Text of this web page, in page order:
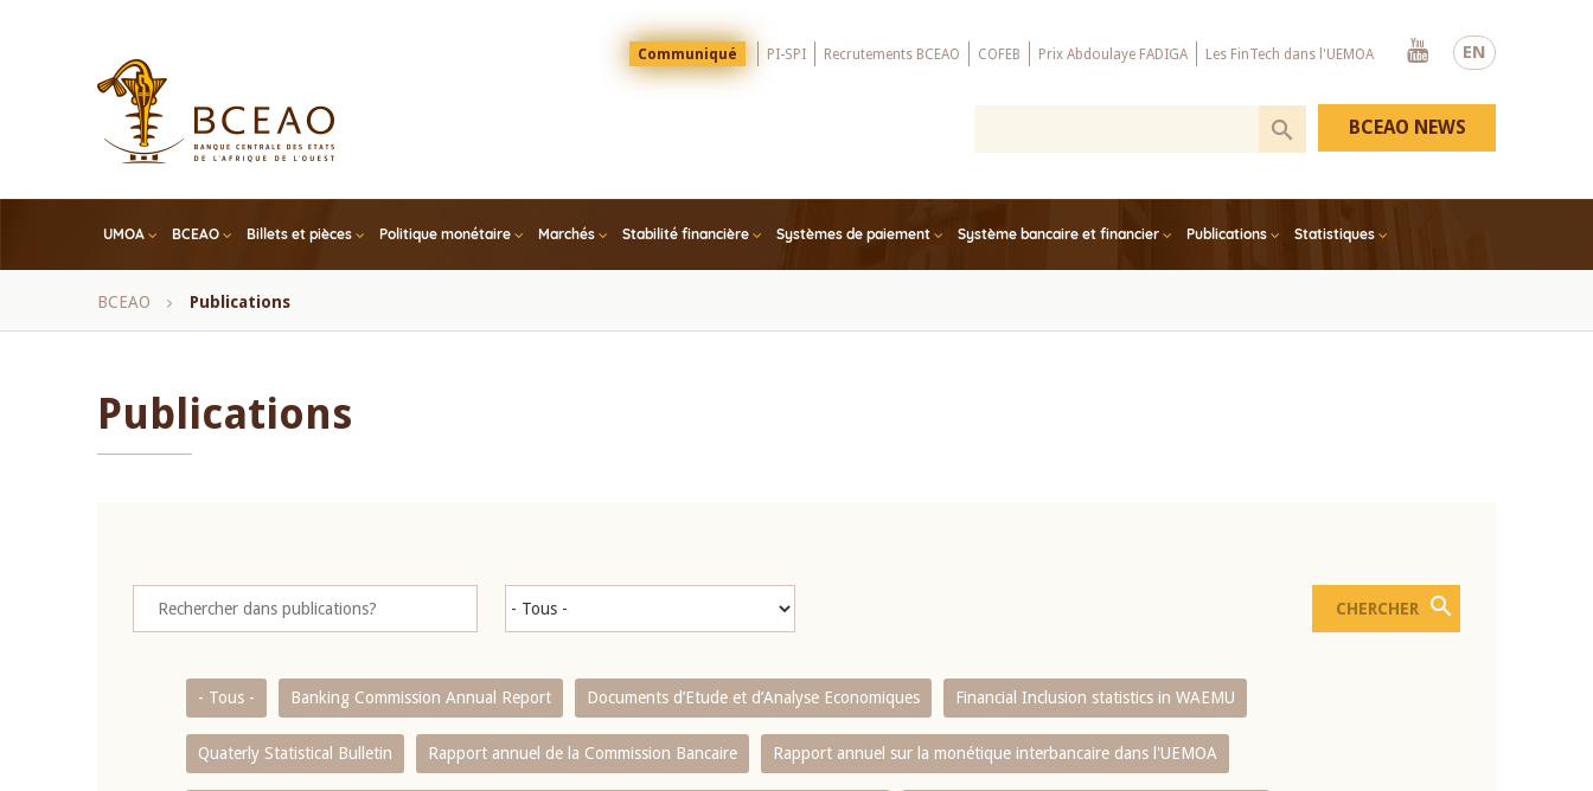
EN
Menu
Top
Communiqué PI-SPI Recrutements BCEAO COFEB Prix Abdoulaye FADIGA Les FinTech dans l'UEMOA
Youtube
UMOA BCEAO Billets et pièces Politique monétaire Marchés Stabilité financière Systèmes de paiement Système bancaire et financier Publications Statistiques
BCEAO NEWS
Fil
BCEAO Publications
Publications
- Tous - Banking Commission Annual Report Documents d’Etude et d’Analyse Economiques Financial Inclusion statistics in WAEMU
Quaterly Statistical Bulletin Rapport annuel de la Commission Bancaire Rapport annuel sur la monétique interbancaire dans l'UEMOA